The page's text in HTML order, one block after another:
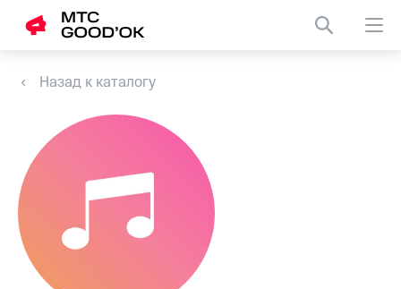
Назад к каталогу